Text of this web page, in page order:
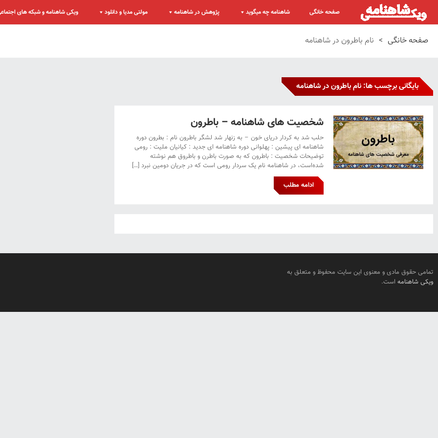
صفحه خانگی شاهنامه چه میگوید پژوهش در شاهنامه مولتی مدیا و دانلود ویکی شاهنامه و شبکه های
صفحه خانگی > نام باطرون در شاهنامه
بایگانی برچسب ها: نام باطرون در شاهنامه
شخصیت های شاهنامه – باطرون
حلب شد به کردار دریای خون – به زنهار شد لشگر باطرون نام : بطرون دوره
شاهنامه ای پیشین : پهلوانی دوره شاهنامه ای جدید : کیانیان ملیت : رومی
توضیحات شخصیت : باطرون که به صورت باطرن و باطروق هم نوشته
شده‌است، در شاهنامه نام یک سردار رومی است که در جریان دومین نبرد […]
ادامه مطلب
تمامی حقوق مادی و معنوی این سایت محفوظ و متعلق به
ویکی شاهنامه است.